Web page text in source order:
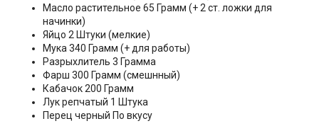
Масло растительное 65 Грамм (+ 2 ст. ложки для
начинки)
Яйцo 2 Штуки (мелкие)
Мука 340 Грамм (+ для работы)
Разрыхлитель 3 Грамма
Фарш 300 Грамм (смешнный)
Кабачок 200 Грамм
Лук репчатый 1 Штука
Перец черный По вкусу